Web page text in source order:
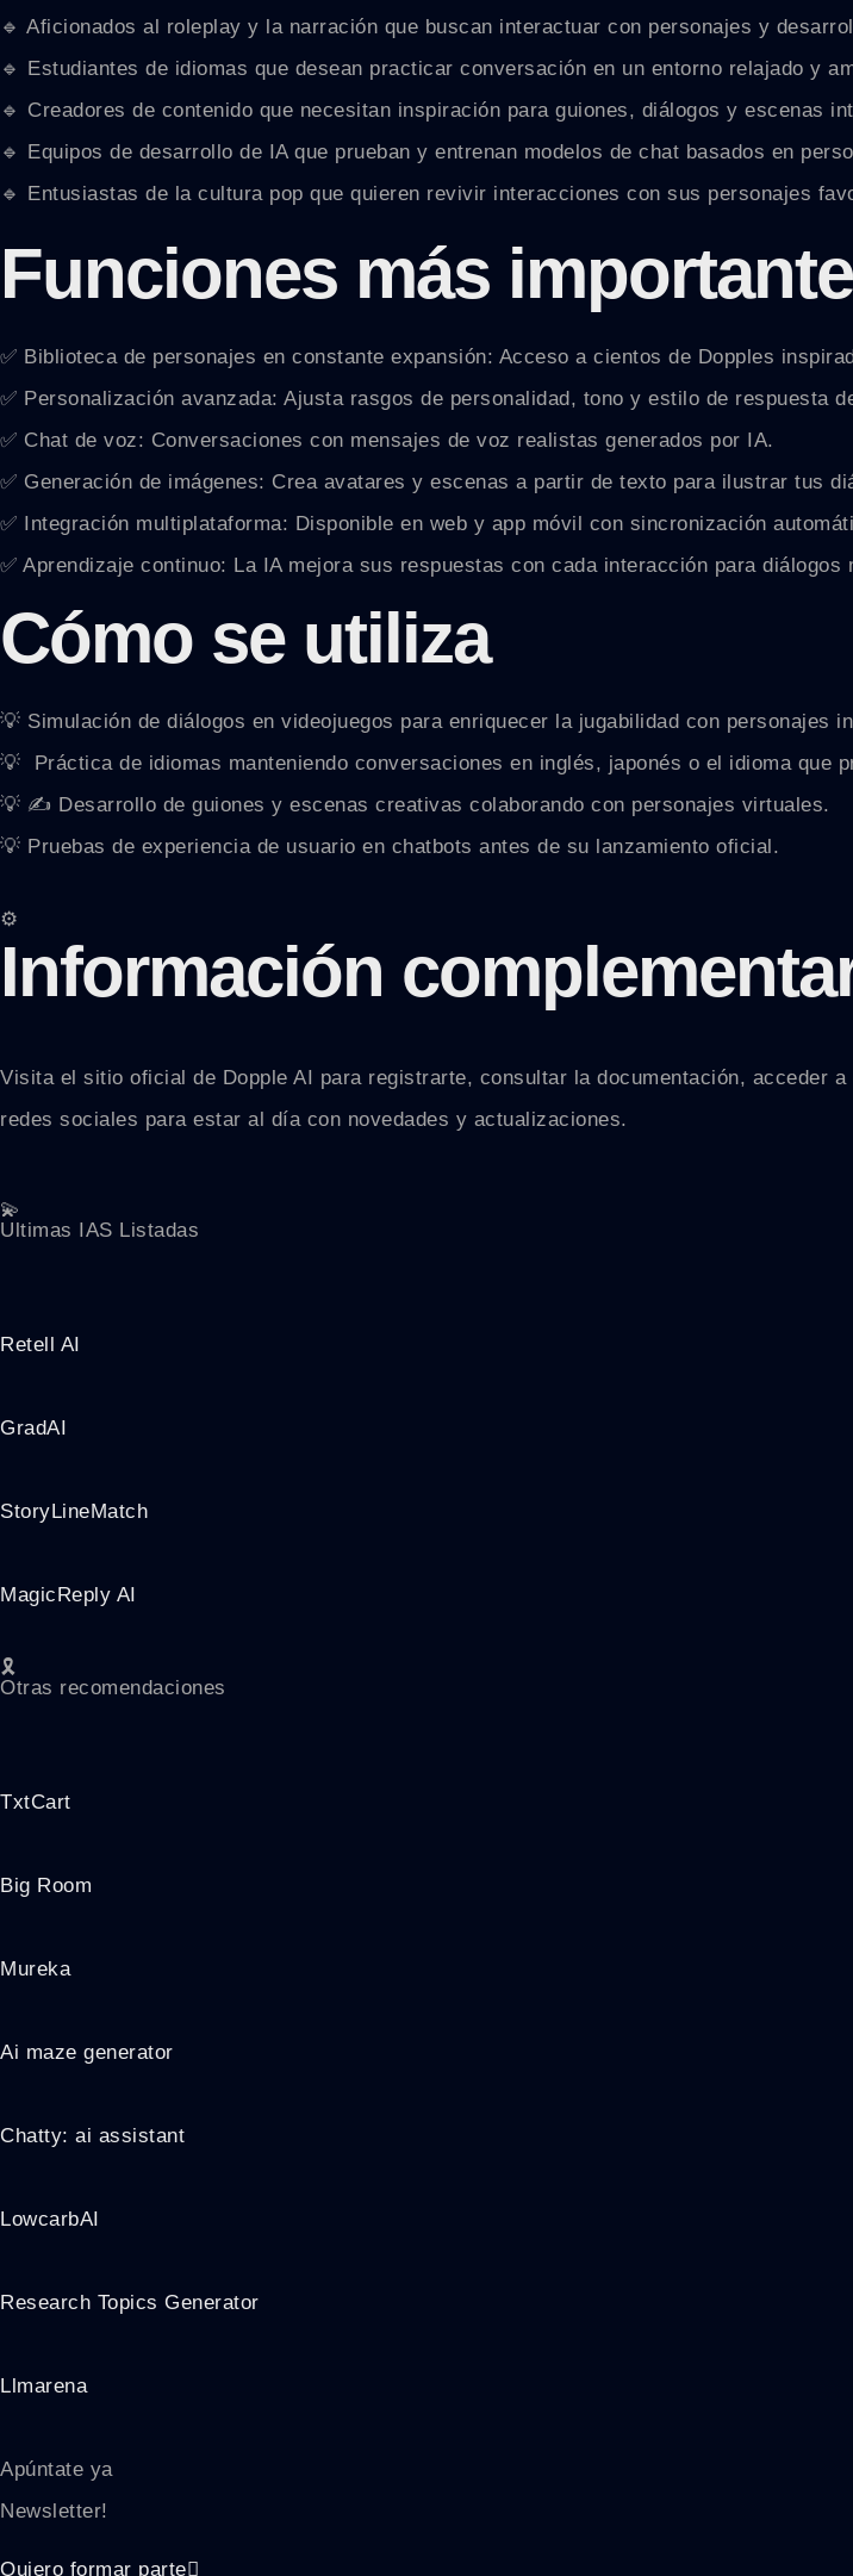
🔹 Aficionados al roleplay y la narración que buscan interactuar con personajes y
🔹 Estudiantes de idiomas que desean practicar conversación en un entorno relajado y
🔹 Creadores de contenido que necesitan inspiración para guiones, diálogos y escenas
🔹 Equipos de desarrollo de IA que prueban y entrenan modelos de chat basados en
🔹 Entusiastas de la cultura pop que quieren revivir interacciones con sus personajes
Funciones más
✅ Biblioteca de personajes en constante expansión: Acceso a cientos de Dopples
✅ Personalización avanzada: Ajusta rasgos de personalidad, tono y estilo de respuesta
✅ Chat de voz: Conversaciones con mensajes de voz realistas generados por IA.
✅ Generación de imágenes: Crea avatares y escenas a partir de texto para ilustrar tus
✅ Integración multiplataforma: Disponible en web y app móvil con sincronización
✅ Aprendizaje continuo: La IA mejora sus respuestas con cada interacción para diálogos
Cómo se utiliza
💡 Simulación de diálogos en videojuegos para enriquecer la jugabilidad con personajes
💡 ️ Práctica de idiomas manteniendo conversaciones en inglés, japonés o el idioma que
💡 ✍️ Desarrollo de guiones y escenas creativas colaborando con personajes virtuales.
💡 Pruebas de experiencia de usuario en chatbots antes de su lanzamiento oficial.
⚙️
Información
Visita el sitio oficial de Dopple AI para registrarte, consultar la documentación, acceder
redes sociales para estar al día con novedades y actualizaciones.
💫
Ultimas IAS Listadas
Retell AI
GradAI
StoryLineMatch
MagicReply AI
🎗️
Otras recomendaciones
TxtCart
Big Room
Mureka
Ai maze generator
Chatty: ai assistant
LowcarbAI
Research Topics Generator
Llmarena
Apúntate ya
Newsletter!
Quiero formar parte